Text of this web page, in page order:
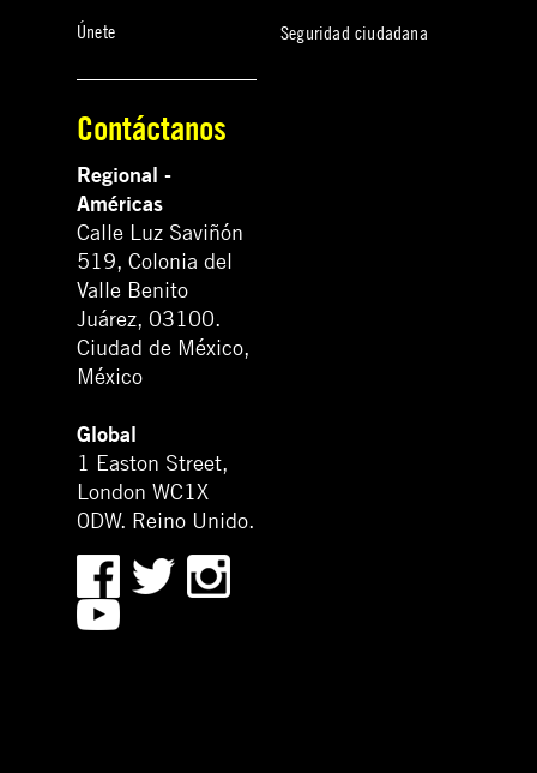
Únete
Seguridad ciudadana
Contáctanos
Regional -
Américas
Calle Luz Saviñón
519, Colonia del
Valle Benito
Juárez, 03100.
Ciudad de México,
México
Global
1 Easton Street,
London WC1X
0DW. Reino Unido.